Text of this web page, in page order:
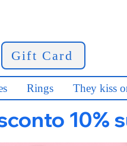
Gift Card
Rings They kiss